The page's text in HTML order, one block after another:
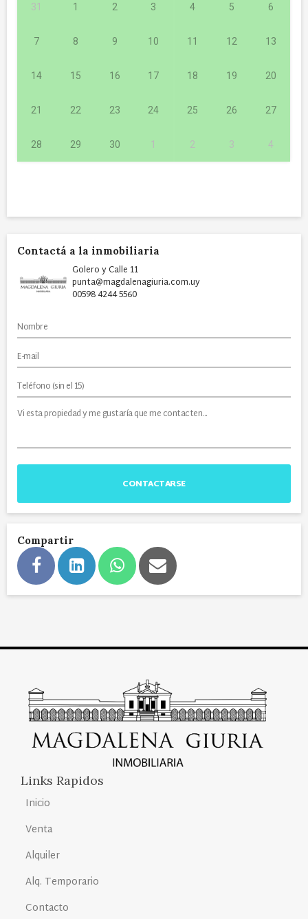
31 1 2 3 4 5 6
7 8 9 10 11 12 13
14 15 16 17 18 19 20
21 22 23 24 25 26 27
28 29 30 1 2 3 4
Contactá a la inmobiliaria
Golero y Calle 11
punta@magdalenagiuria.com.uy
00598 4244 5560
CONTACTARSE
Compartir
Links Rapidos
Inicio
Venta
Alquiler
Alq. Temporario
Contacto